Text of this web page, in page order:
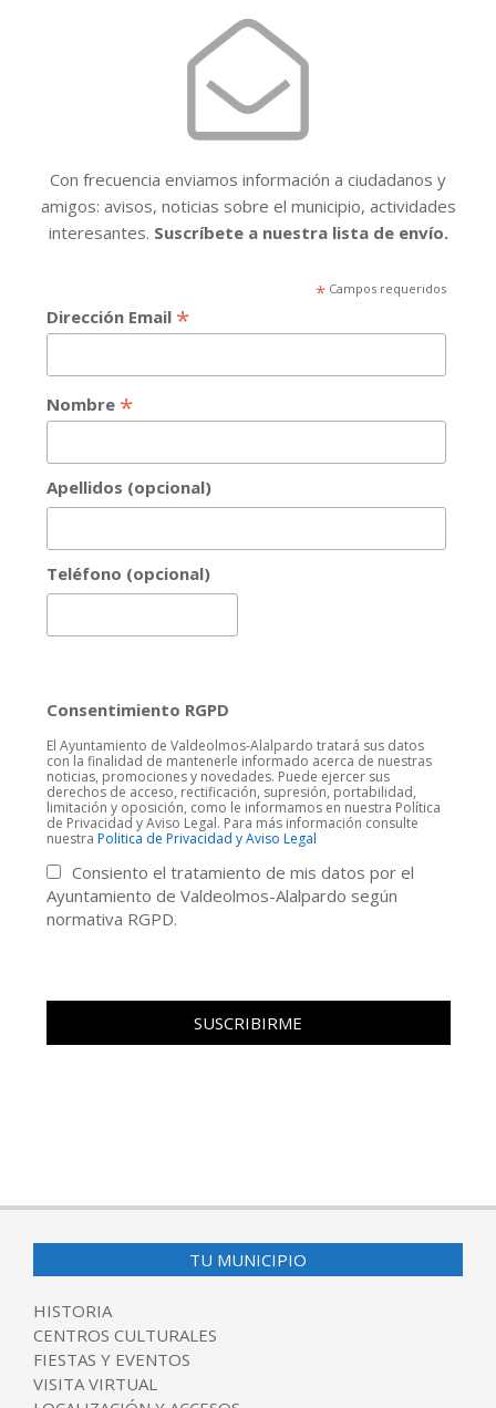
Con frecuencia enviamos información a ciudadanos y
amigos: avisos, noticias sobre el municipio, actividades
interesantes. Suscríbete a nuestra lista de envío.
*Campos requeridos
Dirección Email *
Nombre *
Apellidos (opcional)
Teléfono (opcional)
Consentimiento RGPD
El Ayuntamiento de Valdeolmos-Alalpardo tratará sus datos
con la finalidad de mantenerle informado acerca de nuestras
noticias, promociones y novedades. Puede ejercer sus
derechos de acceso, rectificación, supresión, portabilidad,
limitación y oposición, como le informamos en nuestra Política
de Privacidad y Aviso Legal. Para más información consulte
nuestra Politica de Privacidad y Aviso Legal
Consiento el tratamiento de mis datos por el
Ayuntamiento de Valdeolmos-Alalpardo según
normativa RGPD.
TU MUNICIPIO
HISTORIA
CENTROS CULTURALES
FIESTAS Y EVENTOS
VISITA VIRTUAL